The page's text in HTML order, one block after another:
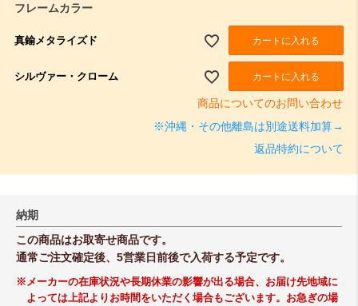
)
フレームカラー
真鍮メタライズド カートに入れる
シルヴァー・クローム カートに入れる
商品についてのお問い合わせ
※沖縄・その他離島は別途送料加算→
返品特約について
納期
この商品はお取寄せ商品です。
通常ご注文確定後、5営業日前後で入荷する予定です。
※メーカーの在庫状況や長期休業の影響が出る場合、お届け先地域に
よっては上記よりお時間をいただく場合もございます。お急ぎの場